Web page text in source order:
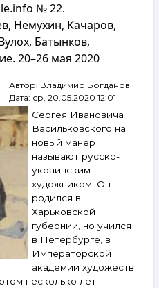
№ 22.
Немухин, Качаров,
Батынков,
20–26 мая 2020
Автор: Владимир Богданов
Дата: ср, 20.05.2020 12:01
Сергея Ивановича
Васильковского на
новый манер
называют русско-
украинским
художником. Он
родился в
Харьковской
губернии, но учился
в Петербурге, в
Императорской
академии художеств
несколько лет